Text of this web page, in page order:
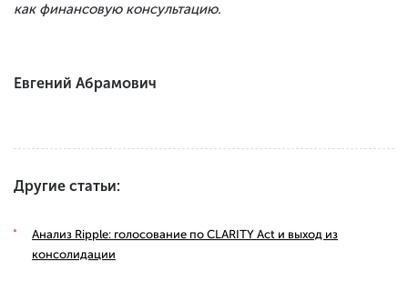
как финансовую консультацию.
Евгений Абрамович
Другие статьи:
Анализ Ripple: голосование по CLARITY Act и выход из
консолидации